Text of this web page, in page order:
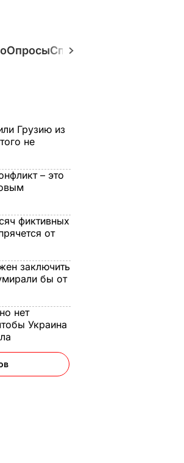
ОпросыСпецпроекты
Грузию из
не
– это
фиктивных
от
заключить
бы от
нет
Украина